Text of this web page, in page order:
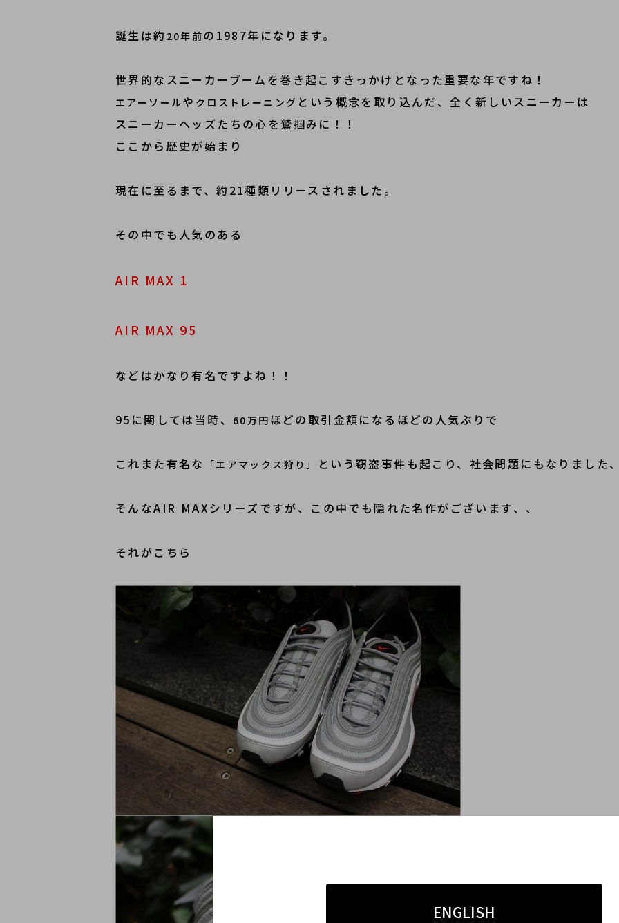
ENGLISH
誕生は約 20年前の1987年になります。
世界的なスニーカーブームを巻き起こすきっかけとなった重要な年ですね！
エアーソールや クロストレーニング という概念を取り込んだ、全く新しいスニーカーは
スニーカーヘッズたちの心を鷲掴みに！！
ここから歴史が始まり
現在に至るまで、約21種類リリースされました。
その中でも人気のある
AIR MAX 1
AIR MAX 95
などはかなり有名ですよね！！
95に関しては当時、 60万円 ほどの取引金額になるほどの人気ぶりで
これまた有名な 「エアマックス狩り」 という窃盗事件も起こり、社会問題にもなりました
そんなAIR MAXシリーズですが、この中でも隠れた名作がございます、、
それがこちら